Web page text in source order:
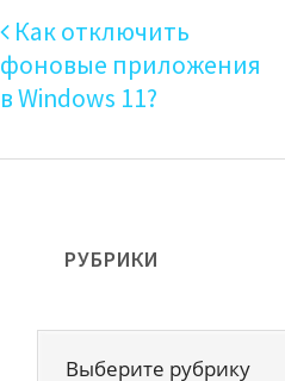
Как отключить
фоновые приложения
в Windows 11?
РУБРИКИ